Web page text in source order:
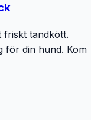
friskt tandkött.
för din hund. Kom